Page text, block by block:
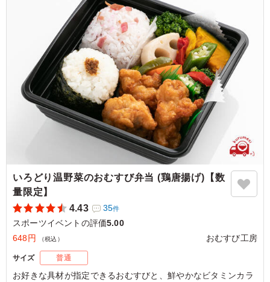
ご利用シーン： スポーツ› スポーツイベント
東京都調布市西町2026/04/01
いろどり温野菜のおむすび弁当 (鶏唐揚げ)【数
量限定】
4.43
35件
スポーツイベントの評価5.00
648円
（税込） おむすび工房
サイズ 普通
お好きな具材が指定できるおむすびと、鮮やかなビタミンカラ